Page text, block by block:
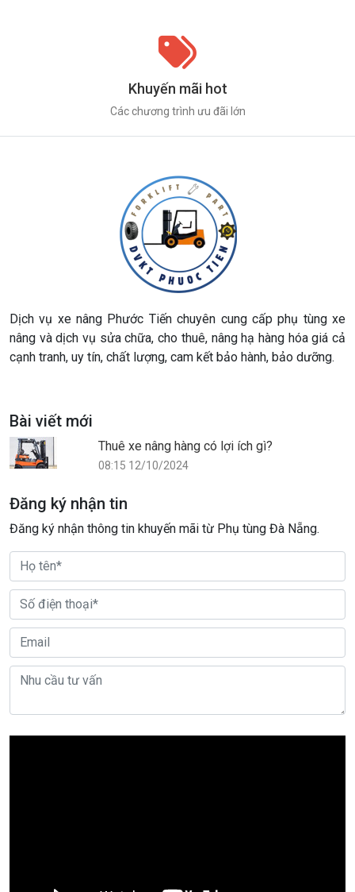
Khuyến mãi hot
Các chương trình ưu đãi lớn
Dịch vụ xe nâng Phước Tiến chuyên cung cấp phụ tùng xe
nâng và dịch vụ sửa chữa, cho thuê, nâng hạ hàng hóa giá cả
cạnh tranh, uy tín, chất lượng, cam kết bảo hành, bảo dưỡng.
Bài viết mới
Thuê xe nâng hàng có lợi ích gì?
08:15 12/10/2024
Đăng ký nhận tin
Đăng ký nhận thông tin khuyến mãi từ Phụ tùng Đà Nẵng.